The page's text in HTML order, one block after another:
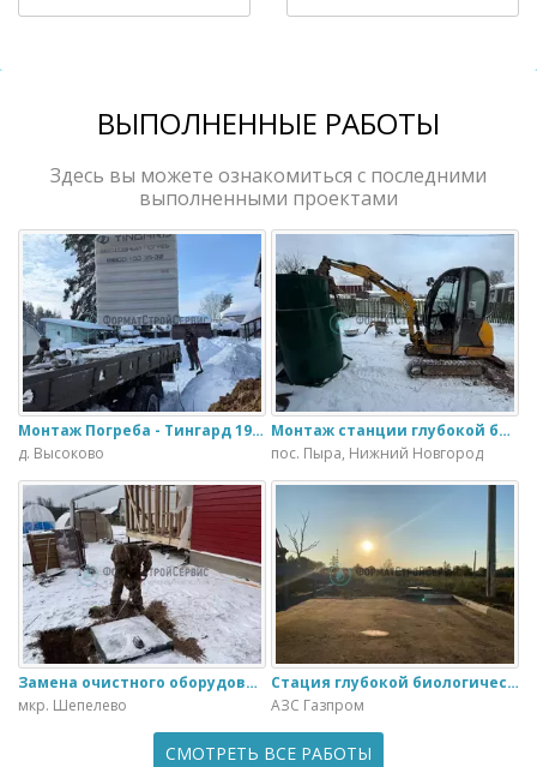
ВЫПОЛНЕННЫЕ РАБОТЫ
Здесь вы можете ознакомиться с последними
выполненными проектами
Монтаж Погреба - Тингард 1900
д. Высоково
Монтаж станции глубокой биологической очистки ИталБио - 5 с колодцем дренажным для слива воды
пос. Пыра, Нижний Новгород
Замена очистного оборудования Дека - 3 на ЭкоГранд - 6
мкр. Шепелево
Стация глубокой биологической очистки ЕвроЛос- 20
АЗС Газпром
СМОТРЕТЬ ВСЕ РАБОТЫ